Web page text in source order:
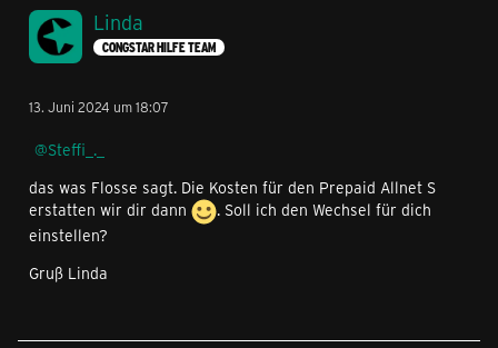
Linda
CONGSTAR HILFE TEAM
13. Juni 2024 um 18:07
Steffi_._
das was Flosse sagt. Die Kosten für den Prepaid Allnet S
erstatten wir dir dann
. Soll ich den Wechsel für dich
einstellen?
Gruß Linda